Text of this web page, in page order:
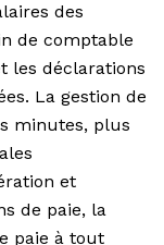
des
de comptable
les déclarations
La gestion de
minutes, plus
et
de paie, la
paie à tout